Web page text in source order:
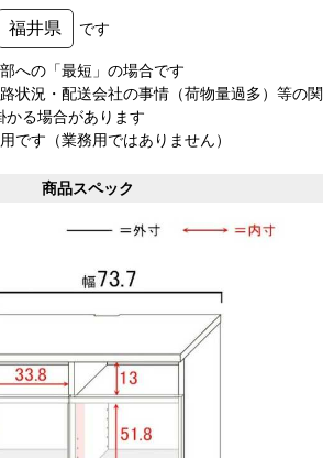
福井県 です
への「最短」の場合です
状況・配送会社の事情（荷物量過多）等の関
かる場合があります
です（業務用ではありません）
商品スペック